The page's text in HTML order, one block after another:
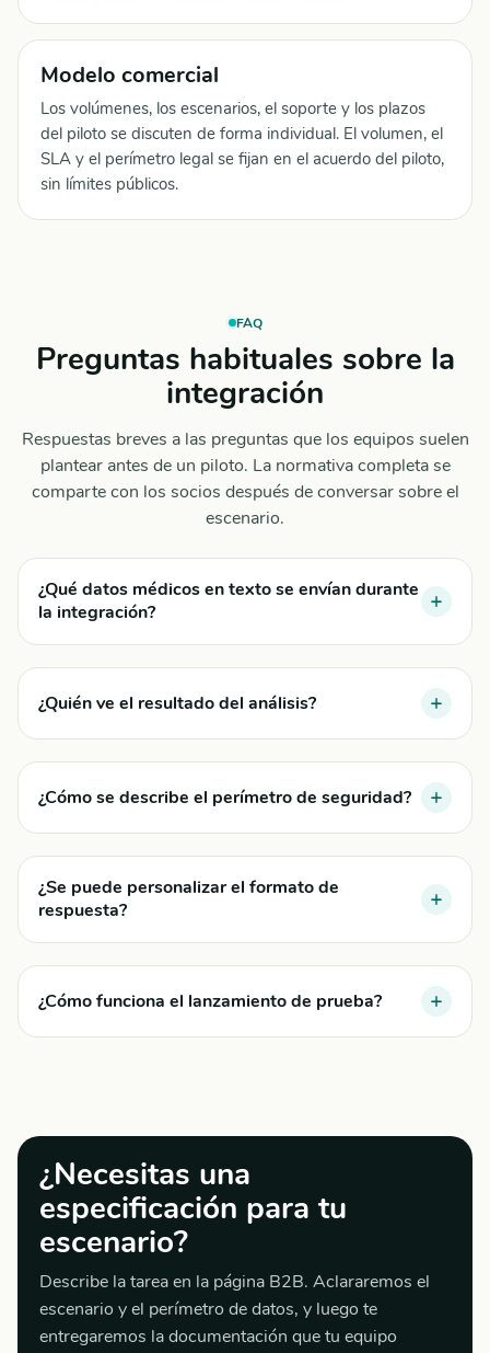
Modelo comercial
Los volúmenes, los escenarios, el soporte y los plazos
del piloto se discuten de forma individual. El volumen, el
SLA y el perímetro legal se fijan en el acuerdo del piloto,
sin límites públicos.
FAQ
Preguntas habituales sobre la
integración
Respuestas breves a las preguntas que los equipos suelen
plantear antes de un piloto. La normativa completa se
comparte con los socios después de conversar sobre el
escenario.
¿Qué datos médicos en texto se envían durante
la integración?
¿Quién ve el resultado del análisis?
¿Cómo se describe el perímetro de seguridad?
¿Se puede personalizar el formato de
respuesta?
¿Cómo funciona el lanzamiento de prueba?
¿Necesitas una
especificación para tu
escenario?
Describe la tarea en la página B2B. Aclararemos el
escenario y el perímetro de datos, y luego te
entregaremos la documentación que tu equipo